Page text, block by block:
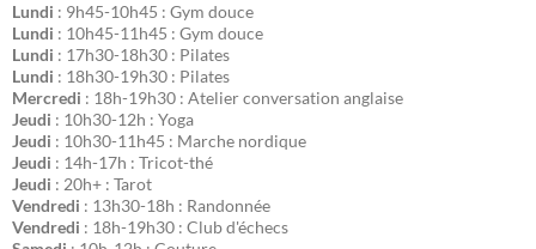
Lundi : 9h45-10h45 : Gym douce
Lundi : 10h45-11h45 : Gym douce
Lundi : 17h30-18h30 : Pilates
Lundi : 18h30-19h30 : Pilates
Mercredi : 18h-19h30 : Atelier conversation anglaise
Jeudi : 10h30-12h : Yoga
Jeudi : 10h30-11h45 : Marche nordique
Jeudi : 14h-17h : Tricot-thé
Jeudi : 20h+ : Tarot
Vendredi : 13h30-18h : Randonnée
Vendredi : 18h-19h30 : Club d'échecs